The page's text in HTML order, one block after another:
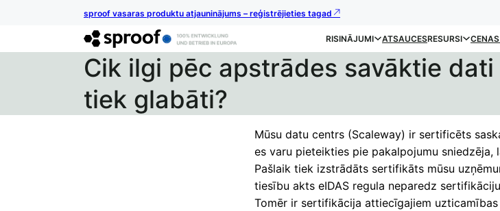
sproof vasaras produktu atjauninājums – reģistrējieties tagad
RISINĀJUMI ATSAUCESRESURSI
Cik ilgi pēc apstrādes savāktie dati
tiek glabāti?
Mūsu datu centrs (Scaleway) ir sertificēts
es varu pieteikties pie pakalpojumu
Pašlaik tiek izstrādāts sertifikāts mūsu
tiesību akts eIDAS regula neparedz
Tomēr ir sertifikācija attiecīgajiem